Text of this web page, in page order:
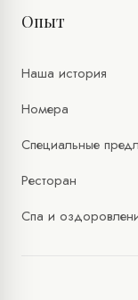
Опыт
Наша история
Номера
Специальные
Ресторан
Спа и